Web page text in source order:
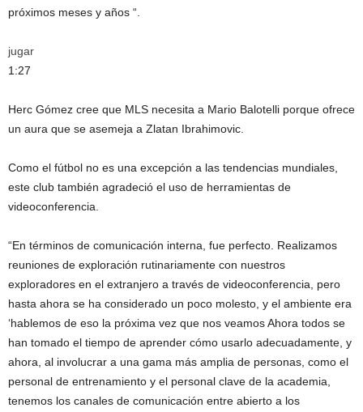
próximos meses y años “.
jugar
1:27
Herc Gómez cree que MLS necesita a Mario Balotelli porque ofrece
un aura que se asemeja a Zlatan Ibrahimovic.
Como el fútbol no es una excepción a las tendencias mundiales,
este club también agradeció el uso de herramientas de
videoconferencia.
“En términos de comunicación interna, fue perfecto. Realizamos
reuniones de exploración rutinariamente con nuestros
exploradores en el extranjero a través de videoconferencia, pero
hasta ahora se ha considerado un poco molesto, y el ambiente era
‘hablemos de eso la próxima vez que nos veamos Ahora todos se
han tomado el tiempo de aprender cómo usarlo adecuadamente, y
ahora, al involucrar a una gama más amplia de personas, como el
personal de entrenamiento y el personal clave de la academia,
tenemos los canales de comunicación entre abierto a los